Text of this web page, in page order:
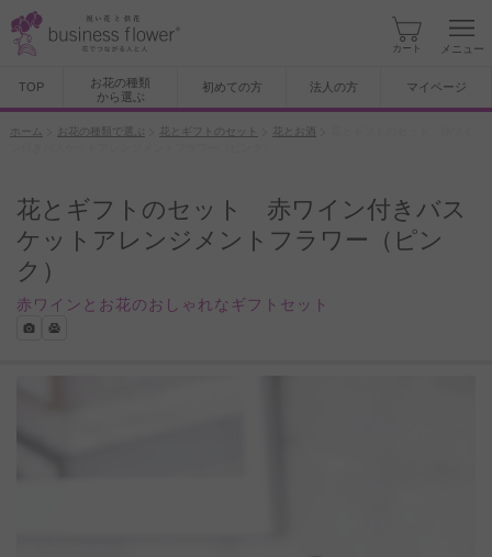
カート メニュー
TOP
お花の種類
から選ぶ
初めての方 法人の方 マイページ
ホーム お花の種類で選ぶ 花とギフトのセット 花とお酒
花とギフトのセット 赤ワイン付きバス
ケットアレンジメントフラワー（ピン
ク）
赤ワインとお花のおしゃれなギフトセット